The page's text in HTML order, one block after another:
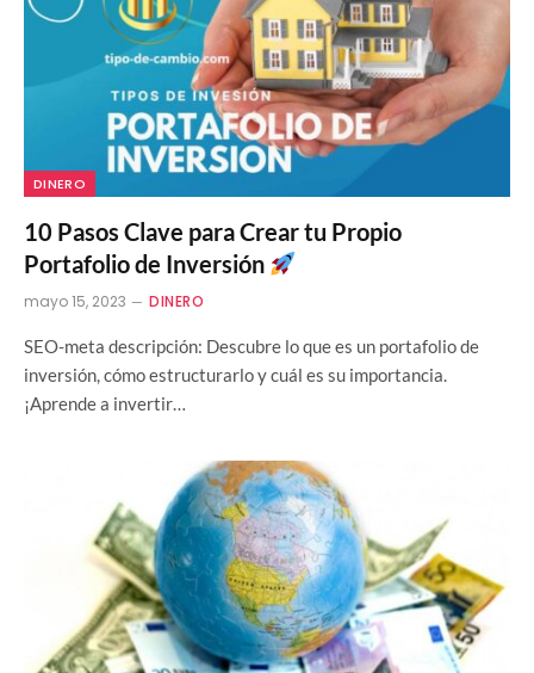
DINERO
10 Pasos Clave para Crear tu Propio
Portafolio de Inversión
mayo 15, 2023 DINERO
SEO-meta descripción: Descubre lo que es un portafolio de
inversión, cómo estructurarlo y cuál es su importancia.
¡Aprende a invertir…